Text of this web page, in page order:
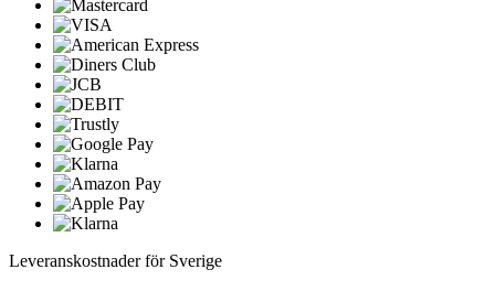
Leveranskostnader för Sverige